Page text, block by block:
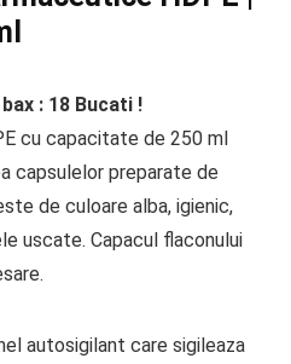
: 18 Bucati !
cu capacitate de 250 ml
capsulelor preparate de
de culoare alba, igienic,
uscate. Capacul flaconului
autosigilant care sigileaza